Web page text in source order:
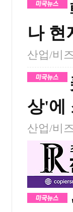
나 현
산업/비
상'에
산업/비